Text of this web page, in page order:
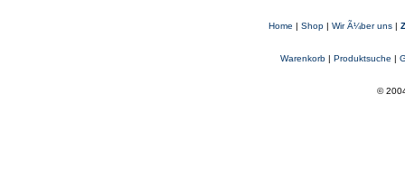
Home | Shop| Wir Ã¼ber uns|
Warenkorb| Produktsuche |
©